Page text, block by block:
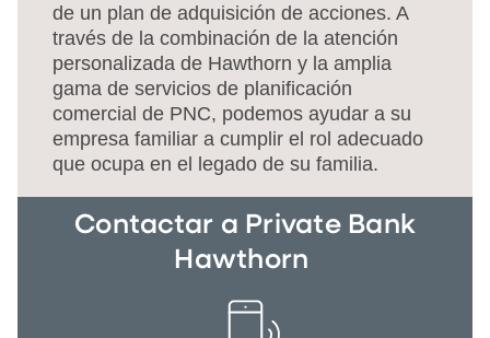
de un plan de adquisición de acciones. A
través de la combinación de la atención
personalizada de Hawthorn y la amplia
gama de servicios de planificación
comercial de PNC, podemos ayudar a su
empresa familiar a cumplir el rol adecuado
que ocupa en el legado de su familia.
Contactar a Private Bank
Hawthorn